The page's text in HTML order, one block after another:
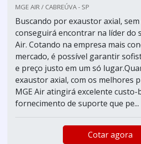
MGE AIR / CABREÚVA - SP
Buscando por exaustor axial, sem
conseguirá encontrar na líder do
Air. Cotando na empresa mais
mercado, é possível garantir
e preço justo em um só
exaustor axial, com os melhores
MGE Air atingirá excelente custo-
fornecimento de suporte que pe...
Cotar agora